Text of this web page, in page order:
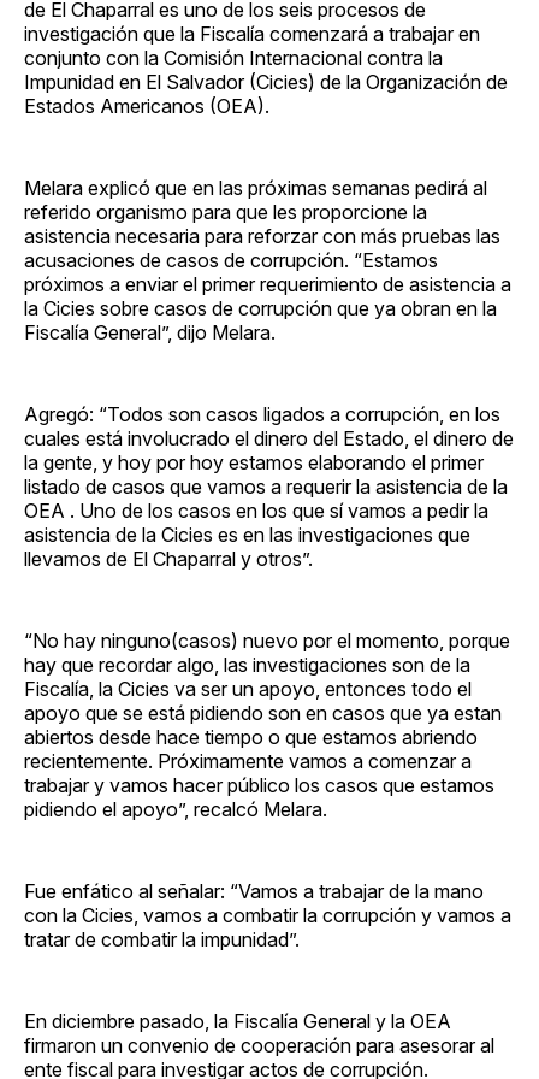
de El Chaparral es uno de los seis procesos de
investigación que la Fiscalía comenzará a trabajar en
conjunto con la Comisión Internacional contra la
Impunidad en El Salvador (Cicies) de la Organización de
Estados Americanos (OEA).
Melara explicó que en las próximas semanas pedirá al
referido organismo para que les proporcione la
asistencia necesaria para reforzar con más pruebas las
acusaciones de casos de corrupción. “Estamos
próximos a enviar el primer requerimiento de asistencia a
la Cicies sobre casos de corrupción que ya obran en la
Fiscalía General”, dijo Melara.
Agregó: “Todos son casos ligados a corrupción, en los
cuales está involucrado el dinero del Estado, el dinero de
la gente, y hoy por hoy estamos elaborando el primer
listado de casos que vamos a requerir la asistencia de la
OEA . Uno de los casos en los que sí vamos a pedir la
asistencia de la Cicies es en las investigaciones que
llevamos de El Chaparral y otros”.
“No hay ninguno(casos) nuevo por el momento, porque
hay que recordar algo, las investigaciones son de la
Fiscalía, la Cicies va ser un apoyo, entonces todo el
apoyo que se está pidiendo son en casos que ya estan
abiertos desde hace tiempo o que estamos abriendo
recientemente. Próximamente vamos a comenzar a
trabajar y vamos hacer público los casos que estamos
pidiendo el apoyo”, recalcó Melara.
Fue enfático al señalar: “Vamos a trabajar de la mano
con la Cicies, vamos a combatir la corrupción y vamos a
tratar de combatir la impunidad”.
En diciembre pasado, la Fiscalía General y la OEA
firmaron un convenio de cooperación para asesorar al
ente fiscal para investigar actos de corrupción.